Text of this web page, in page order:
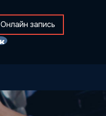
Онлайн запись